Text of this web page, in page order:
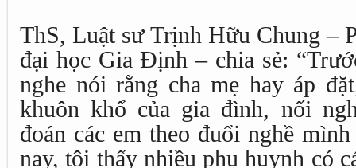
ThS, Luật sư Trịnh Hữu Chung –
đại học Gia Định – chia sẻ:
nghe nói rằng cha mẹ hay áp
khuôn khổ của gia đình, nối
đoán các em theo đuổi nghề
nay, tôi thấy nhiều phụ huynh có